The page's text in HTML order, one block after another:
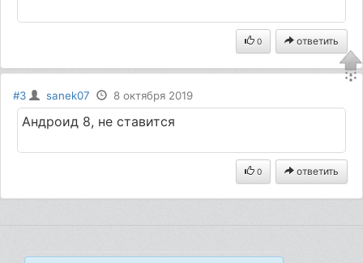
0 ответить
#3 sanek07 8 октября 2019
Андроид 8, не ставится
0 ответить